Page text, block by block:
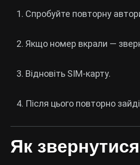
Спробуйте повторну
Якщо номер вкрали —
Відновіть SIM-карту.
Після цього повторно
Як